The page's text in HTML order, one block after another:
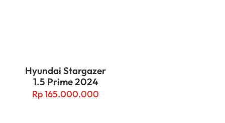
Hyundai Stargazer
1.5 Prime 2024
Rp165.000.000